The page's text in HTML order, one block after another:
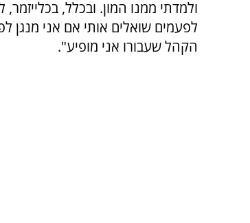
ולמדתי ממנו המון. ובכלל,
לפעמים שואלים אותי אם אני מנגן
הקהל שעבורו אני מופיע".